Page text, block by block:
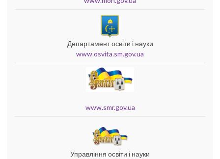
Департамент освіти і науки
www.osvita.sm.gov.ua
www.smr.gov.ua
Управління освіти і науки